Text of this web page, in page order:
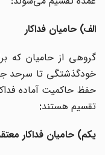
الف) حامیان فداکار
گروهی از حامیان که
خودگذشتگی تا سرحد
حفظ حاکمیت آماده
تقسیم هستند:
یکم) حامیان فداکار معتقد: